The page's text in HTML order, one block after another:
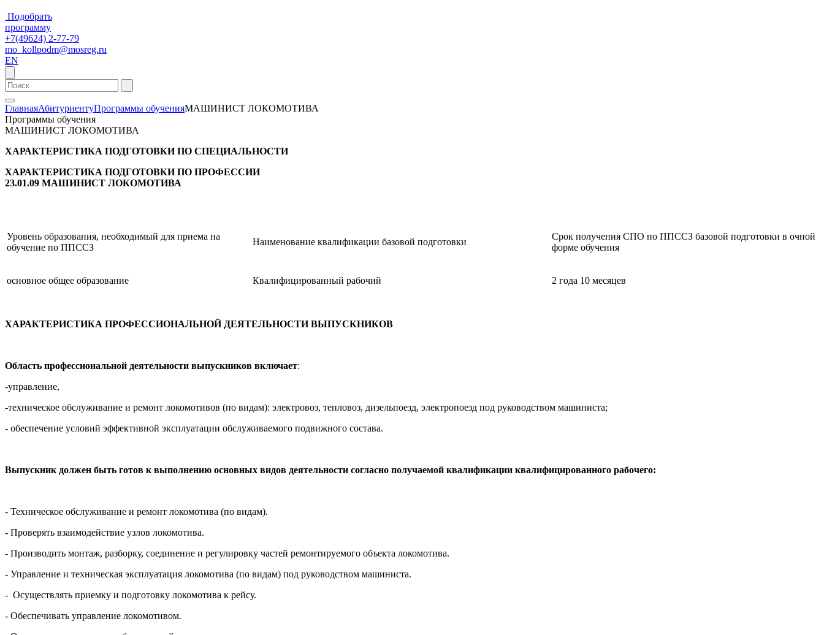
Подобрать
программу
+7(49624) 2-77-79
mo_kollpodm@mosreg.ru
EN
ГлавнаяАбитуриентуПрограммы обученияМАШИНИСТ ЛОКОМОТИВА
Программы обучения
МАШИНИСТ ЛОКОМОТИВА
ХАРАКТЕРИСТИКА ПОДГОТОВКИ ПО СПЕЦИАЛЬНОСТИ
ХАРАКТЕРИСТИКА ПОДГОТОВКИ ПО ПРОФЕССИИ
23.01.09 МАШИНИСТ ЛОКОМОТИВА
Уровень образования, необходимый для приема на
обучение по ППССЗ
Наименование квалификации базовой подготовки
Срок получения СПО по ППССЗ базовой подготовки в очной
форме обучения
основное общее образование Квалифицированный рабочий 2 года 10 месяцев
ХАРАКТЕРИСТИКА ПРОФЕССИОНАЛЬНОЙ ДЕЯТЕЛЬНОСТИ ВЫПУСКНИКОВ
Область профессиональной деятельности выпускников включает:
-управление,
-техническое обслуживание и ремонт локомотивов (по видам): электровоз, тепловоз, дизельпоезд, электропоезд под руководством машиниста;
- обеспечение условий эффективной эксплуатации обслуживаемого подвижного состава.
Выпускник должен быть готов к выполнению основных видов деятельности согласно получаемой квалификации квалифицированного рабочего:
- Техническое обслуживание и ремонт локомотива (по видам).
- Проверять взаимодействие узлов локомотива.
- Производить монтаж, разборку, соединение и регулировку частей ремонтируемого объекта локомотива.
- Управление и техническая эксплуатация локомотива (по видам) под руководством машиниста.
- Осуществлять приемку и подготовку локомотива к рейсу.
- Обеспечивать управление локомотивом.